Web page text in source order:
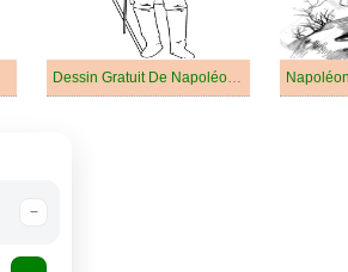
Dessin Gratuit De Napoléon Bonaparte
−